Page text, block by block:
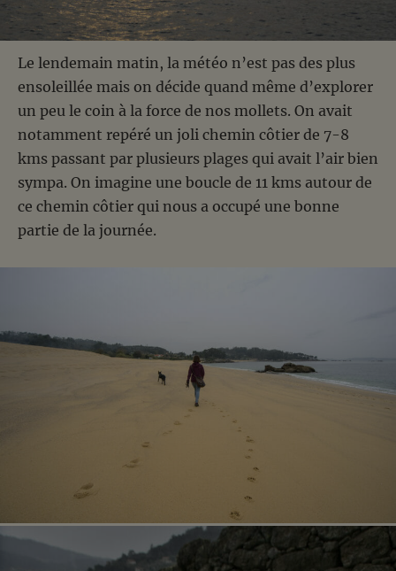
Le lendemain matin, la météo n’est pas des plus
ensoleillée mais on décide quand même d’explorer
un peu le coin à la force de nos mollets. On avait
notamment repéré un joli chemin côtier de 7-8
kms passant par plusieurs plages qui avait l’air bien
sympa. On imagine une boucle de 11 kms autour de
ce chemin côtier qui nous a occupé une bonne
partie de la journée.